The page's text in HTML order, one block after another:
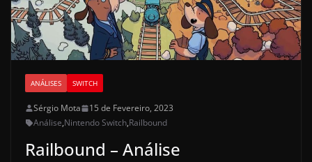
ANÁLISES SWITCH
Sérgio Mota
15 de Fevereiro, 2023
Análise,Nintendo Switch,Railbound
Railbound – Análise